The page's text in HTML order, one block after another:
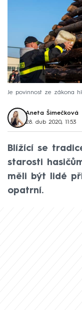
Je povinnost ze zákona
Aneta Šimečková
28. dub 2020, 11:53
Blížící se
starosti
měli být lidé
opatrní.